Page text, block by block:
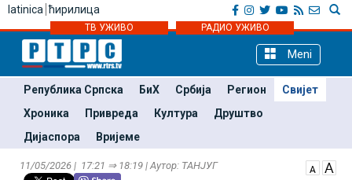
latinica ћирилица
ТВ УЖИВО РАДИО УЖИВО
Meni
Република Српска БиХ Србија Регион
Свијет
Хроника
Привреда Култура
Друштво
Дијаспора
Вријеме
11/05/2026 | 17:21 ⇒ 18:19 | Аутор: ТАНЈУГ